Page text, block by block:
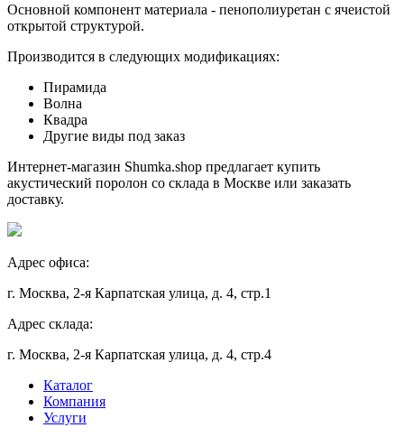
Основной компонент материала - пенополиуретан с ячеистой
открытой структурой.
Производится в следующих модификациях:
Пирамида
Волна
Квадра
Другие виды под заказ
Интернет-магазин Shumka.shop предлагает купить
акустический поролон со склада в Москве или заказать
доставку.
Адрес офиса:
г. Москва, 2-я Карпатская улица, д. 4, стр.1
Адрес склада:
г. Москва, 2-я Карпатская улица, д. 4, стр.4
Каталог
Компания
Услуги